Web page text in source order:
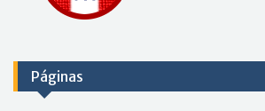
Páginas